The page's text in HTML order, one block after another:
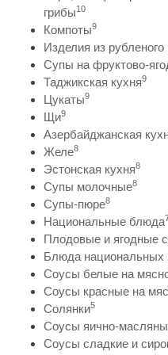
грибы10
Компоты9
Изделия из
Супы на фруктово-
Таджикская кухня9
Цукаты9
Щи9
Азербайджанская
Желе8
Эстонская кухня8
Супы молочные8
Супы-пюре8
Национальные блюда
Плодовые и ягодные
Блюда национальных
Соусы белые на
Соусы красные на
Солянки5
Соусы яично-
Соусы сладкие и